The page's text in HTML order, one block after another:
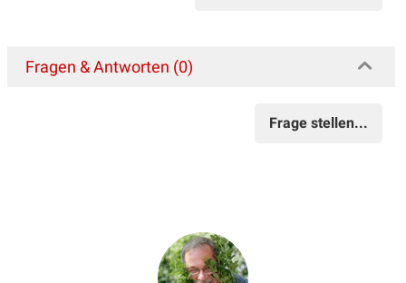
Fragen & Antworten (0)
Frage stellen...